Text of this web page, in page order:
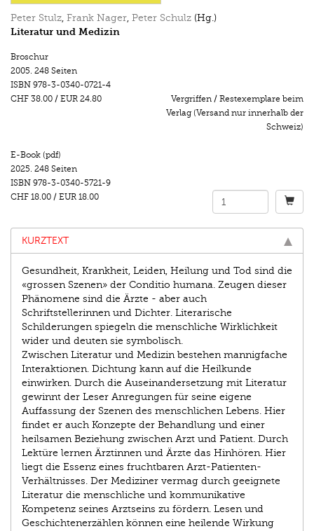
Peter Stulz, Frank Nager, Peter Schulz (Hg.)
Literatur und Medizin
Broschur
2005. 248 Seiten
ISBN 978-3-0340-0721-4
CHF 38.00 / EUR 24.80
Vergriffen / Restexemplare beim
Verlag (Versand nur innerhalb der
Schweiz)
E-Book (pdf)
2025. 248 Seiten
ISBN 978-3-0340-5721-9
CHF 18.00 / EUR 18.00
KURZTEXT
Gesundheit, Krankheit, Leiden, Heilung und Tod sind die
«grossen Szenen» der Conditio humana. Zeugen dieser
Phänomene sind die Ärzte - aber auch
Schriftstellerinnen und Dichter. Literarische
Schilderungen spiegeln die menschliche Wirklichkeit
wider und deuten sie symbolisch.
Zwischen Literatur und Medizin bestehen mannigfache
Interaktionen. Dichtung kann auf die Heilkunde
einwirken. Durch die Auseinandersetzung mit Literatur
gewinnt der Leser Anregungen für seine eigene
Auffassung der Szenen des menschlichen Lebens. Hier
findet er auch Konzepte der Behandlung und einer
heilsamen Beziehung zwischen Arzt und Patient. Durch
Lektüre lernen Ärztinnen und Ärzte das Hinhören. Hier
liegt die Essenz eines fruchtbaren Arzt-Patienten-
Verhältnisses. Der Mediziner vermag durch geeignete
Literatur die menschliche und kommunikative
Kompetenz seines Arztseins zu fördern. Lesen und
Geschichtenerzählen können eine heilende Wirkung